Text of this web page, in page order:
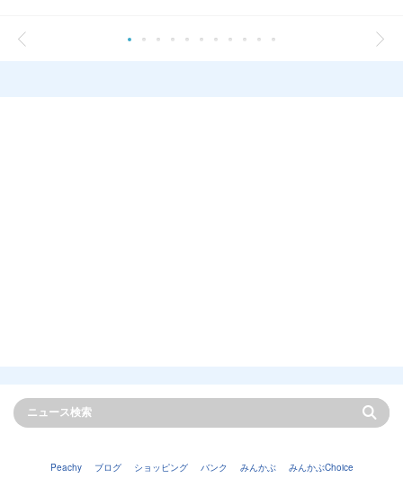
Peachy ブログ ショッピング バンク みんかぶ みんかぶChoice